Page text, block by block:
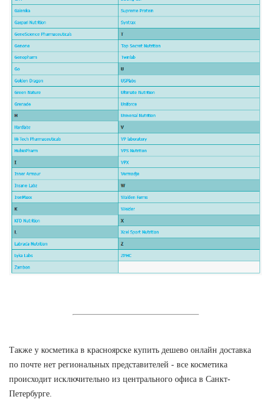
Также у косметика в красноярске купить дешево онлайн доставка
по почте нет региональных представителей - все косметика
происходит исключительно из центрального офиса в Санкт-
Петербурге.